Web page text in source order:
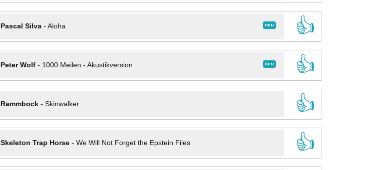
neu
Pascal Silva- Aloha
👍
neu
Peter Wolf- 1000 Meilen - Akustikversion
👍
Rammbock- Skinwalker
👍
Skeleton Trap Horse- We Will Not Forget the Epstein Files
👍